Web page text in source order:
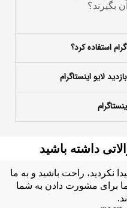
بگیرند؟
استفاده کرد؟
لایو اینستاگرام
داشته باشید
نکردید، راحت باشید و به ما
ما برای مشورت دادن به شما